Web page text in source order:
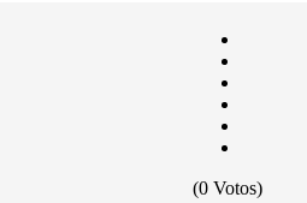
(0 Votos)